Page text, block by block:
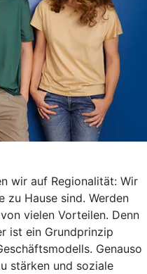
wir auf Regionalität: Wir
zu Hause sind. Werden
vielen Vorteilen. Denn
ist ein Grundprinzip
Genauso
stärken und soziale